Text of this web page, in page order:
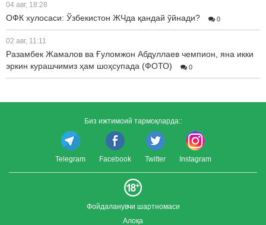
04 авг, 18:28
ОФК хулосаси: Ўзбекистон ЖЧда қандай ўйнади? 0
02 авг, 11:11
Разамбек Жамалов ва Ғуломжон Абдуллаев чемпион, яна икки
эркин курашчимиз ҳам шоҳсупада (ФОТО)
0
Биз ижтимоий тармоқларда::
Telegram Facebook Twitter Instagram
Фойдаланувчи шартномаси
Алоқа